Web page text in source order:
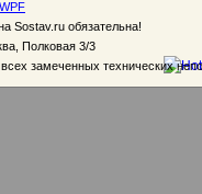
Sostav.ru обязательна!
Полковая 3/3
замеченных технических